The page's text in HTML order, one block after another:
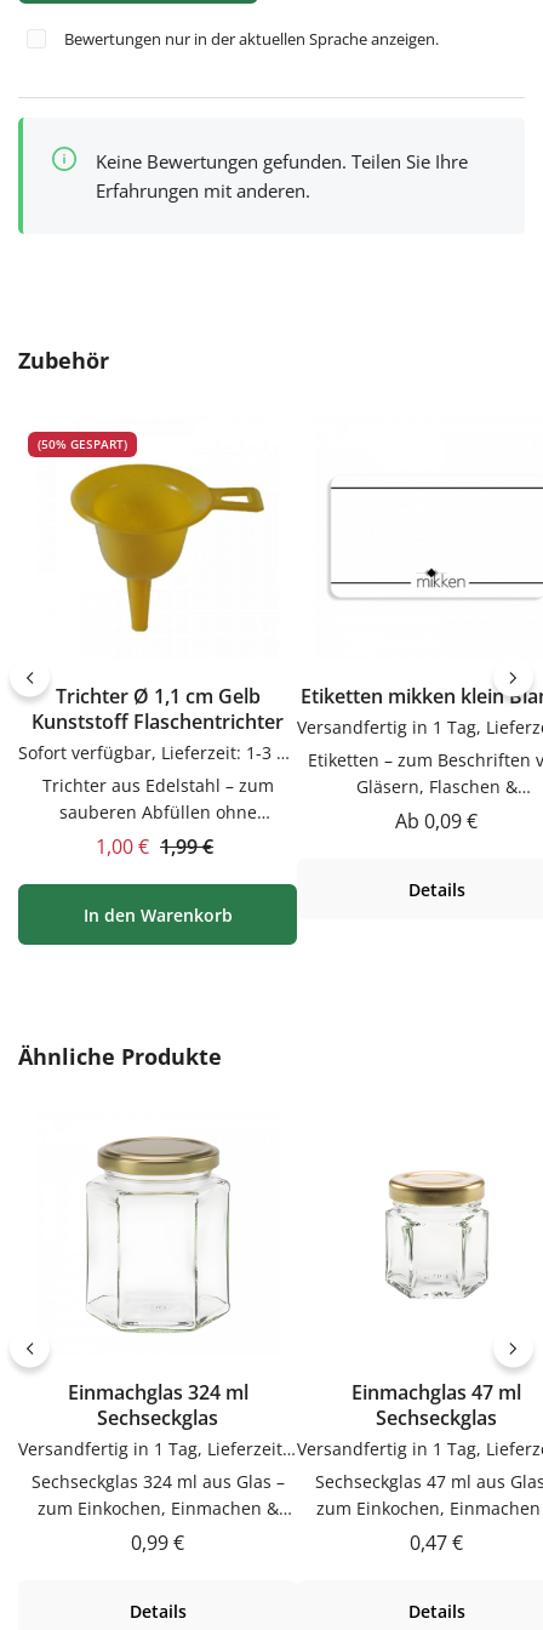
Bewertungen nur in der aktuellen Sprache anzeigen.
Keine Bewertungen gefunden. Teilen Sie Ihre
Erfahrungen mit anderen.
Produktgalerie überspringen
Zubehör
(50% GESPART)
Trichter Ø 1,1 cm Gelb
Kunststoff Flaschentrichter
Sofort verfügbar, Lieferzeit: 1-3 Tage
Trichter aus Edelstahl – zum
sauberen Abfüllen ohne
KleckernTrichter zum sauberen
Praktische Ergänzung für Küche,
Vorrat und Haushalt – passend zu
vielen Flaschen, Gläsern und
zum sauberen Abfüllen ohne
Gebrauch.PflegehinweiseNach
Gebrauch reinigenGut trocknen
lassenJetzt bestellenBestelle
Trichter bequem online bei
flaschen-glaeser-und-dosen.de.
Verkaufspreis:
1,00 € Regulärer Preis:
1,99 €
In den Warenkorb
Etiketten mikken klein
Etiketten – zum Beschriften
Gläsern, Flaschen &
DosenEtiketten zum
Vorrat und Haushalt –
Regulärer Preis:
Ab 0,09 €
Details
Produktgalerie überspringen
Ähnliche Produkte
Einmachglas 324 ml
Sechseckglas
Versandfertig in 1 Tag, Lieferzeit 1-3 Tage
Sechseckglas 324 ml aus Glas –
zum Einkochen, Einmachen &
AufbewahrenDieser Sechseckglas
Aufbewahren. Hochwertig
Regulärer Preis:
0,99 €
Details
Einmachglas 47 ml
Sechseckglas
Sechseckglas 47 ml aus
zum Einkochen,
AufbewahrenDieser
Hochwertig verarbeitet und
Regulärer
0,47 €
Details